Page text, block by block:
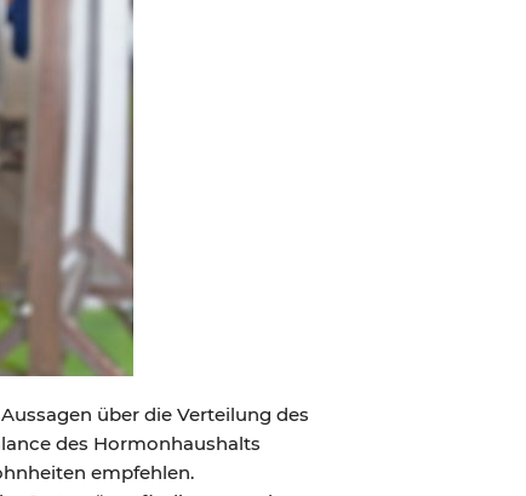
über die Verteilung des
des Hormonhaushalts
empfehlen.